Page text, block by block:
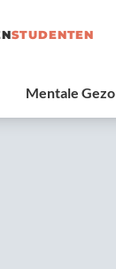
STUDENTEN